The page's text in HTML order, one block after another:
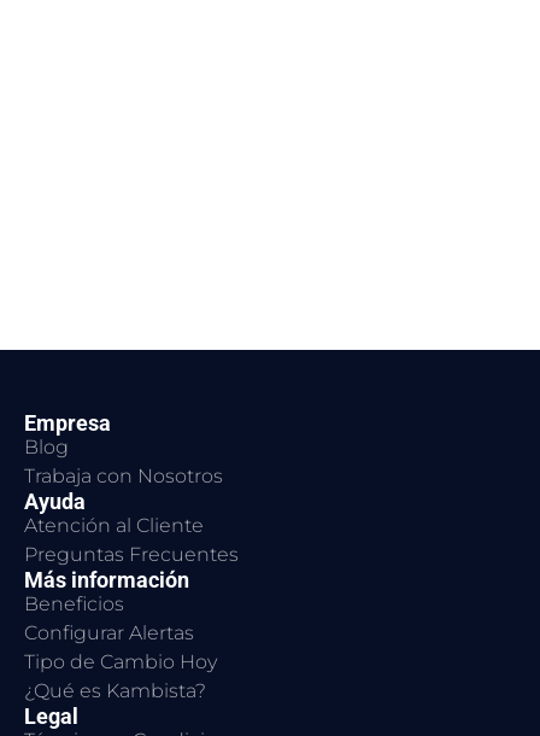
Empresa
Blog
Trabaja con Nosotros
Ayuda
Atención al Cliente
Preguntas Frecuentes
Más información
Beneficios
Configurar Alertas
Tipo de Cambio Hoy
¿Qué es Kambista?
Legal